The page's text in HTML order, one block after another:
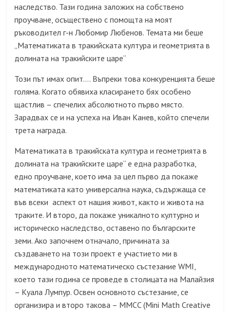
наследство. Тази година заложих на собствено
проучване, осъществено с помощта на моят
ръководител г-н Любомир Любенов. Темата ми беше
„Математиката в тракийската култура и геометрията в
долината на тракийските царе“
Този път имах опит…. Въпреки това конкуренцията беше
голяма. Когато обявиха класирането бях особено
щастлив – спечелих абсолютното първо място.
Зарадвах се и на успеха на Иван Канев, който спечели
трета награда.
Математиката в тракийската култура и геометрията в
долината на тракийските царе“ е една разработка,
едно проучване, което има за цел първо да покаже
математиката като универсална наука, съдържаща се
във всеки аспект от нашия живот, както и живота на
траките. И второ, да покаже уникалното културно и
историческо наследство, оставено по българските
земи. Ако започнем отначало, причината за
създаването на този проект е участието ми в
международното математическо състезание WMI,
което тази година се проведе в столицата на Малайзия
– Куала Лумпур. Освен основното състезание, се
организира и второ такова – MMCC (Mini Math Creative